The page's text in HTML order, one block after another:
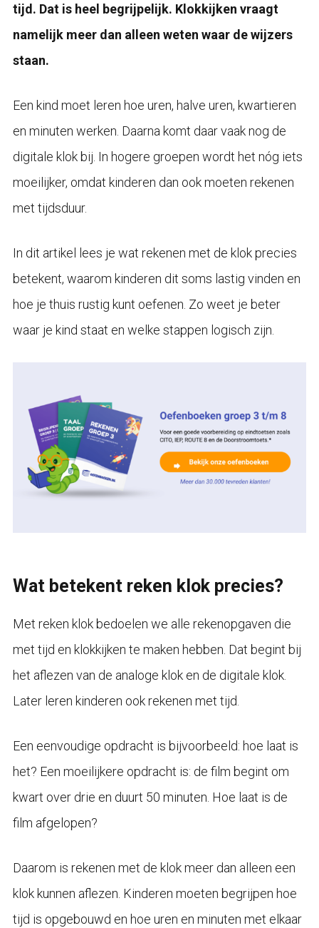
tijd. Dat is heel begrijpelijk. Klokkijken vraagt
namelijk meer dan alleen weten waar de wijzers
staan.
Een kind moet leren hoe uren, halve uren, kwartieren
en minuten werken. Daarna komt daar vaak nog de
digitale klok bij. In hogere groepen wordt het nóg iets
moeilijker, omdat kinderen dan ook moeten rekenen
met tijdsduur.
In dit artikel lees je wat rekenen met de klok precies
betekent, waarom kinderen dit soms lastig vinden en
hoe je thuis rustig kunt oefenen. Zo weet je beter
waar je kind staat en welke stappen logisch zijn.
Wat betekent reken klok precies?
Met reken klok bedoelen we alle rekenopgaven die
met tijd en klokkijken te maken hebben. Dat begint bij
het aflezen van de analoge klok en de digitale klok.
Later leren kinderen ook rekenen met tijd.
Een eenvoudige opdracht is bijvoorbeeld: hoe laat is
het? Een moeilijkere opdracht is: de film begint om
kwart over drie en duurt 50 minuten. Hoe laat is de
film afgelopen?
Daarom is rekenen met de klok meer dan alleen een
klok kunnen aflezen. Kinderen moeten begrijpen hoe
tijd is opgebouwd en hoe uren en minuten met elkaar